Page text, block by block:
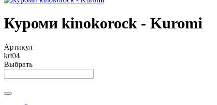
Куроми kinokorock - Kuromi
Артикул
krt04
Выбрать